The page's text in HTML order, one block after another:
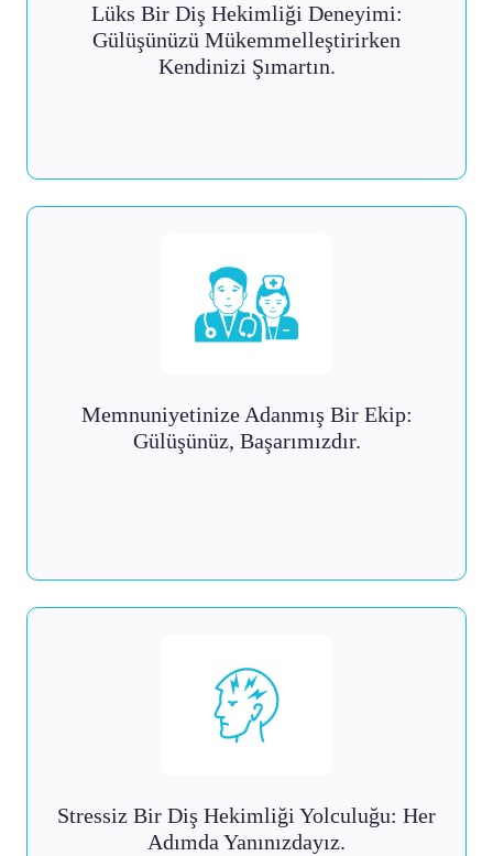
Lüks Bir Diş Hekimliği Deneyimi:
Gülüşünüzü Mükemmelleştirirken
Kendinizi Şımartın.
Memnuniyetinize Adanmış Bir Ekip:
Gülüşünüz, Başarımızdır.
Stressiz Bir Diş Hekimliği Yolculuğu: Her
Adımda Yanınızdayız.